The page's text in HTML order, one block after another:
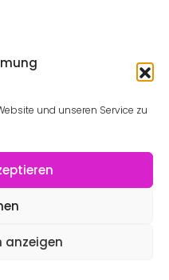
und unseren Service zu
anzeigen